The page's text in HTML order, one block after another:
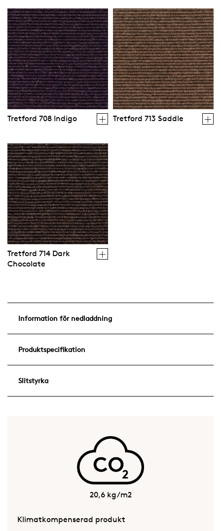
Tretford 708 Indigo Tretford 713 Saddle
Tretford 714 Dark
Chocolate
Information för nedladdning
Produktspecifikation
Slitstyrka
Klimatkompenserad produkt
20,6 kg/m2